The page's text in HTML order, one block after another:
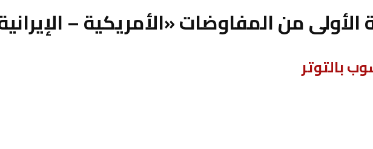
الأولى من المفاوضات «الأمريكية –